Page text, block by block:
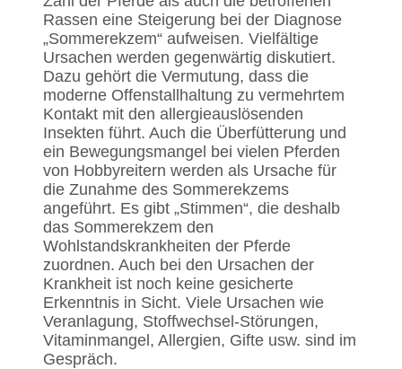
Rassen eine Steigerung bei der Diagnose
„Sommerekzem“ aufweisen. Vielfältige
Ursachen werden gegenwärtig diskutiert.
Dazu gehört die Vermutung, dass die
moderne Offenstallhaltung zu vermehrtem
Kontakt mit den allergieauslösenden
Insekten führt. Auch die Überfütterung und
ein Bewegungsmangel bei vielen Pferden
von Hobbyreitern werden als Ursache für
die Zunahme des Sommerekzems
angeführt. Es gibt „Stimmen“, die deshalb
das Sommerekzem den
Wohlstandskrankheiten der Pferde
zuordnen. Auch bei den Ursachen der
Krankheit ist noch keine gesicherte
Erkenntnis in Sicht. Viele Ursachen wie
Veranlagung, Stoffwechsel-Störungen,
Vitaminmangel, Allergien, Gifte usw. sind im
Gespräch.